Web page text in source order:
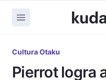
Cultura Otaku
Pierrot logra